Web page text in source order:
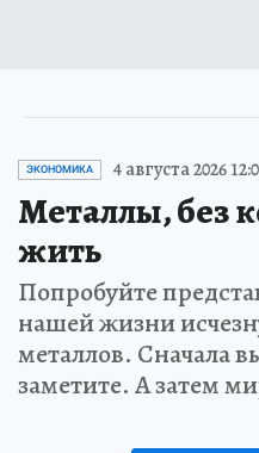
ЭКОНОМИКА 4 августа 2026
Металлы, без
жить
Попробуйте
нашей жизни
металлов. Сначала
заметите. А затем